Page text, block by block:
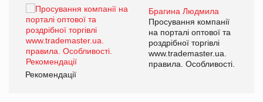
Брагина Людмила
Просування компанії
на порталі оптової та
роздрібної торгівлі
www.trademaster.ua.
правила. Особливості.
Рекомендації